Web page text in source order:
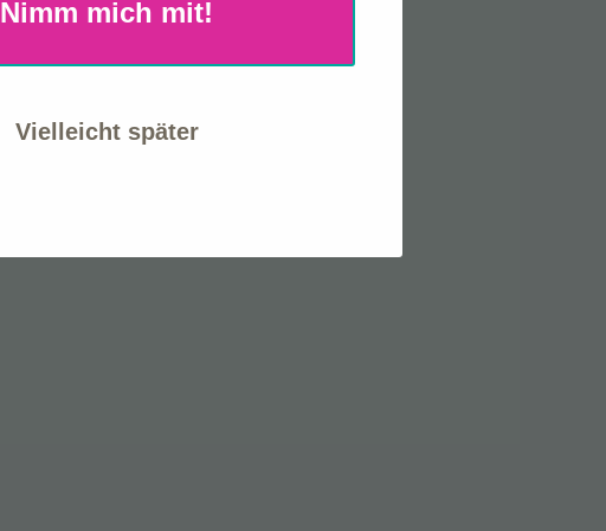
Nimm mich mit!
Vielleicht später